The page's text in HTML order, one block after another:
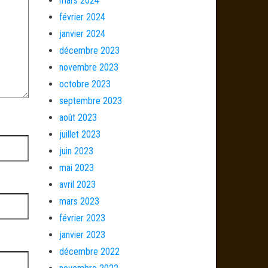
février 2024
janvier 2024
décembre 2023
novembre 2023
octobre 2023
septembre 2023
août 2023
juillet 2023
juin 2023
mai 2023
avril 2023
mars 2023
février 2023
janvier 2023
décembre 2022